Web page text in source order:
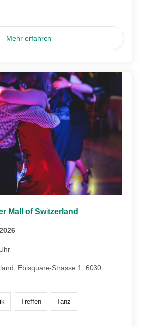
Mehr erfahren
Mall of Switzerland
Ebisquare-Strasse 1, 6030
Treffen Tanz